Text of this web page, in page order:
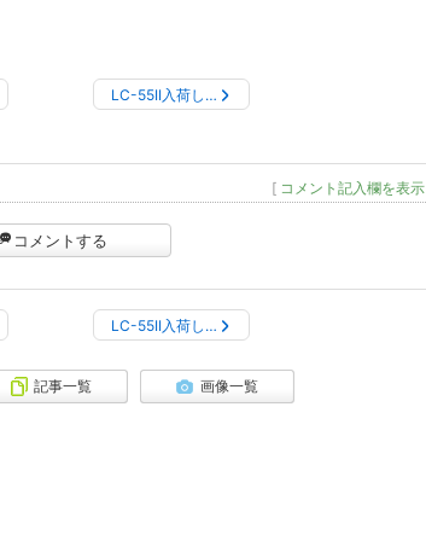
LC-55II入荷し…
[ コメント記入欄を表示
コメントする
LC-55II入荷し…
記事一覧 画像一覧